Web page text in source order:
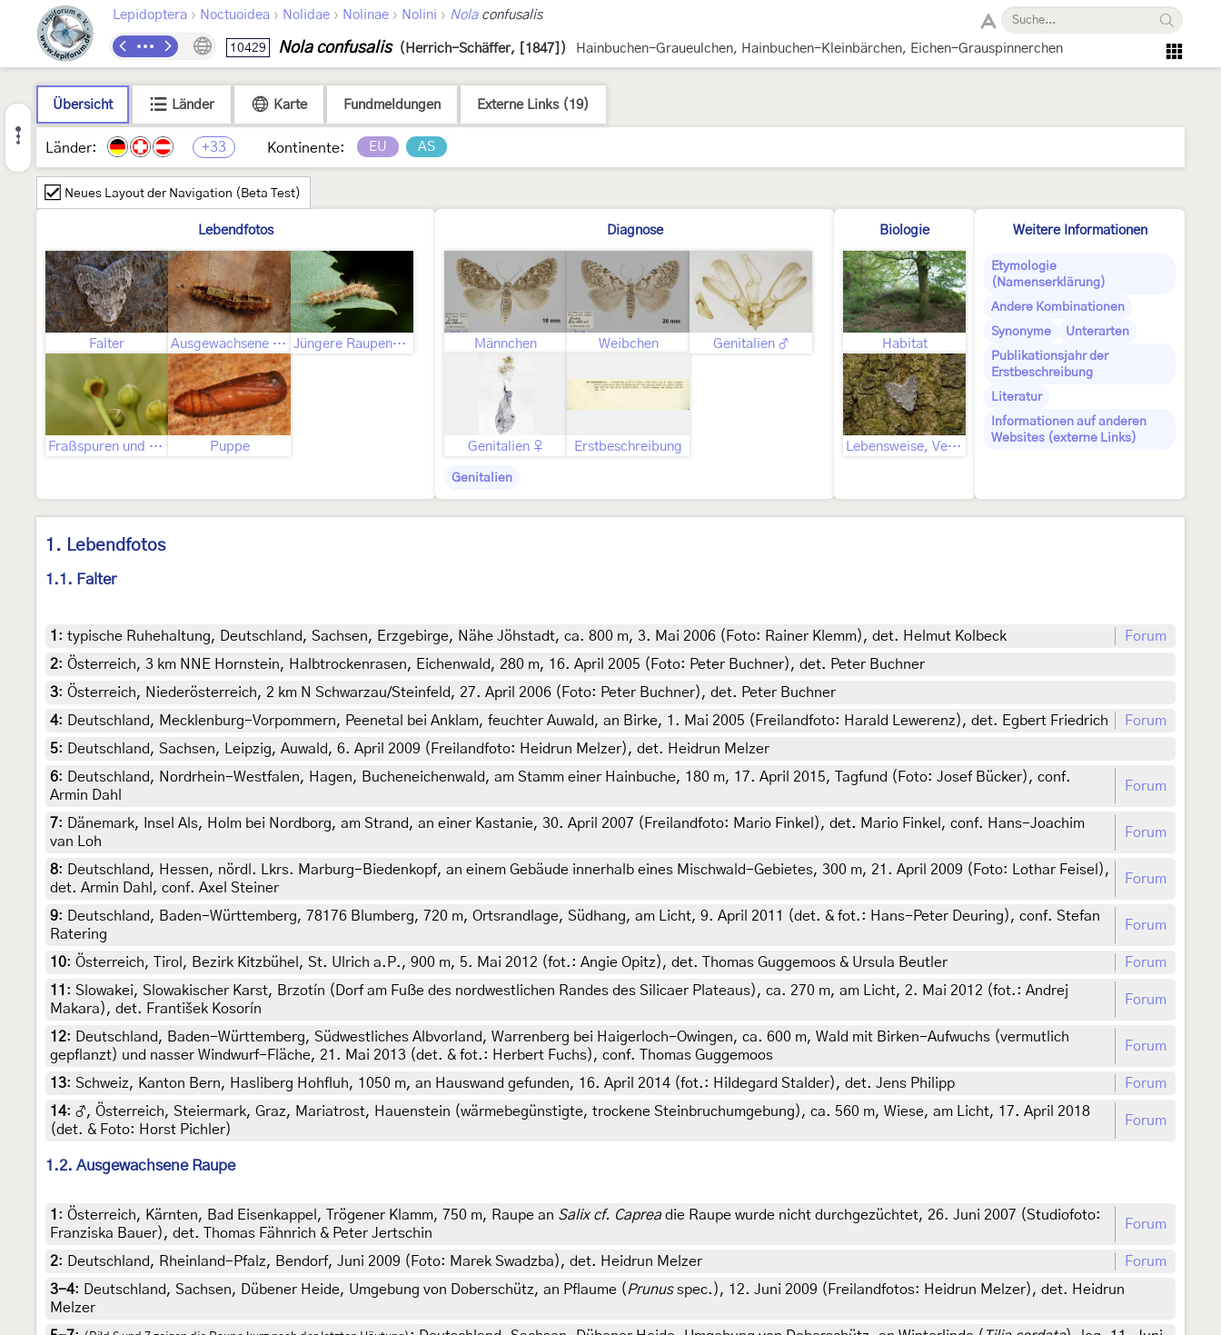
Lepidoptera › Noctuoidea › Nolidae › Nolinae › Nolini › Nolaconfusalis
10429 Nola confusalis (Herrich-Schäffer, [1847]) Hainbuchen-Graueulchen, Hainbuchen-Kleinbärchen, Eichen-Grauspinnerchen
Übersicht Länder Karte Fundmeldungen Externe Links (19)
Länder: +33 Kontinente: EU AS
Neues Layout der Navigation (Beta Test)
Lebendfotos
Falter Ausgewachsene Raupe Jüngere Raupenstadien
Fraßspuren und Befallsbild Puppe
Diagnose
Männchen Weibchen Genitalien ♂
Genitalien ♀ Erstbeschreibung
Genitalien
Biologie
Habitat
Lebensweise, Verhaltensweise
Weitere Informationen
Etymologie
(Namenserklärung)
Andere Kombinationen
Synonyme
Unterarten
Publikationsjahr der
Erstbeschreibung
Literatur
Informationen auf anderen
Websites (externe Links)
1. Lebendfotos
1.1. Falter
1 : typische Ruhehaltung, Deutschland, Sachsen, Erzgebirge, Nähe Jöhstadt, ca. 800 m, 3. Mai 2006 (Foto: Rainer Klemm), det. Helmut Kolbeck
Forum
2: Österreich, 3 km NNE Hornstein, Halbtrockenrasen, Eichenwald, 280 m, 16. April 2005 (Foto: Peter Buchner), det. Peter Buchner
3: Österreich, Niederösterreich, 2 km N Schwarzau/Steinfeld, 27. April 2006 (Foto: Peter Buchner), det. Peter Buchner
4: Deutschland, Mecklenburg-Vorpommern, Peenetal bei Anklam, feuchter Auwald, an Birke, 1. Mai 2005 (Freilandfoto: Harald Lewerenz), det. Egbert Friedrich
Forum
5:
Deutschland, Sachsen, Leipzig, Auwald, 6. April 2009 (Freilandfoto: Heidrun Melzer), det. Heidrun Melzer
6:
Deutschland, Nordrhein-Westfalen, Hagen, Bucheneichenwald, am Stamm einer Hainbuche, 180 m, 17. April 2015, Tagfund (Foto: Josef Bücker), conf.
Armin Dahl
Forum
7:
Dänemark, Insel Als, Holm bei Nordborg, am Strand, an einer Kastanie, 30. April 2007 (Freilandfoto: Mario Finkel), det. Mario Finkel, conf. Hans-Joachim
van Loh
Forum
8:
Deutschland, Hessen, nördl. Lkrs. Marburg-Biedenkopf, an einem Gebäude innerhalb eines Mischwald-Gebietes, 300 m, 21. April 2009 (Foto: Lothar Feisel),
det. Armin Dahl, conf. Axel Steiner
Forum
9:
Deutschland, Baden-Württemberg, 78176 Blumberg, 720 m, Ortsrandlage, Südhang, am Licht, 9. April 2011 (det. & fot.: Hans-Peter Deuring), conf. Stefan
Ratering
Forum
10: Österreich, Tirol, Bezirk Kitzbühel, St. Ulrich a.P., 900 m, 5. Mai 2012 (fot.: Angie Opitz), det. Thomas Guggemoos & Ursula Beutler
Forum
11 : Slowakei, Slowakischer Karst, Brzotín (Dorf am Fuße des nordwestlichen Randes des Silicaer Plateaus), ca. 270 m, am Licht, 2. Mai 2012 (fot.: Andrej
Makara), det. František Kosorín
Forum
12:
Deutschland, Baden-Württemberg, Südwestliches Albvorland, Warrenberg bei Haigerloch-Owingen, ca. 600 m, Wald mit Birken-Aufwuchs (vermutlich
gepflanzt) und nasser Windwurf-Fläche, 21. Mai 2013 (det. & fot.: Herbert Fuchs), conf. Thomas Guggemoos
Forum
13: Schweiz, Kanton Bern, Hasliberg Hohfluh, 1050 m, an Hauswand gefunden, 16. April 2014 (fot.: Hildegard Stalder), det. Jens Philipp
Forum
14: ♂, Österreich, Steiermark, Graz, Mariatrost, Hauenstein (wärmebegünstigte, trockene Steinbruchumgebung), ca. 560 m, Wiese, am Licht, 17. April 2018
(det. & Foto: Horst Pichler)
Forum
1.2. Ausgewachsene Raupe
1 : Österreich, Kärnten, Bad Eisenkappel, Trögener Klamm, 750 m, Raupe an Salix cf. Capreadie Raupe wurde nicht durchgezüchtet, 26. Juni 2007 (Studiofoto:
Franziska Bauer), det. Thomas Fähnrich & Peter Jertschin
Forum
2: Deutschland, Rheinland-Pfalz, Bendorf, Juni 2009 (Foto: Marek Swadzba), det. Heidrun Melzer
Forum
3-4: Deutschland, Sachsen, Dübener Heide, Umgebung von Doberschütz, an Pflaume ( Prunusspec.), 12. Juni 2009 (Freilandfotos: Heidrun Melzer), det. Heidrun
Melzer